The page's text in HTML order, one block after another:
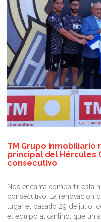
TM Grupo
principal del Hércules
consecutivo
Nos encanta compartir esta
consecutivo! La renovación
lugar el pasado 29 de julio,
el equipo alicantino, que un